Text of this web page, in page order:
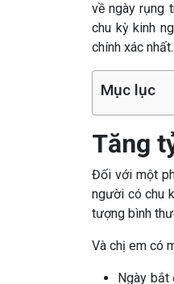
về ngày rụng
chu kỳ kinh
chính xác nhất.
Mục lục
Tăng
Đối với một
người có chu
tượng bình
Và chị em có
Ngày bắt